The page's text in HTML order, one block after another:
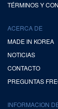
TÉRMINOS Y
ACERCA DE
MADE IN KOREA
NOTICIAS
CONTACTO
PREGUNTAS
INFORMACION